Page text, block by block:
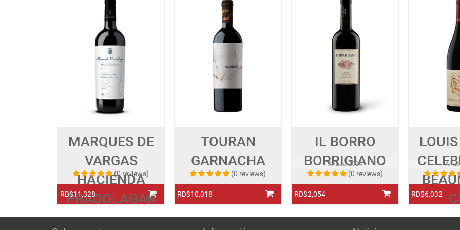
MARQUES DE
VARGAS
HACIENDA
PRADOLAGAR
(0 reviews)
RD$11,328
TOURAN
GARNACHA
(0 reviews)
RD$10,018
IL BORRO
BORRIGIANO
Añada2024
(0 reviews)
RD$2,054 RD$6,032